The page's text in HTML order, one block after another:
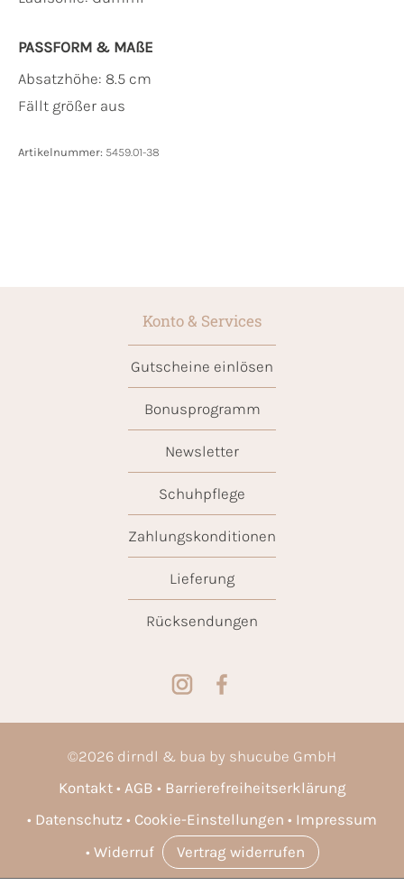
PASSFORM & MAẞE
Absatzhöhe: 8.5 cm
Fällt größer aus
Artikelnummer: 5459.01-38
Konto & Services
Gutscheine einlösen
Bonusprogramm
Newsletter
Schuhpflege
Zahlungskonditionen
Lieferung
Rücksendungen
©2026 dirndl & bua by shucube GmbH
Kontakt
AGB
Barrierefreiheitserklärung
Datenschutz
Cookie-Einstellungen
Impressum
Widerruf
Vertrag widerrufen